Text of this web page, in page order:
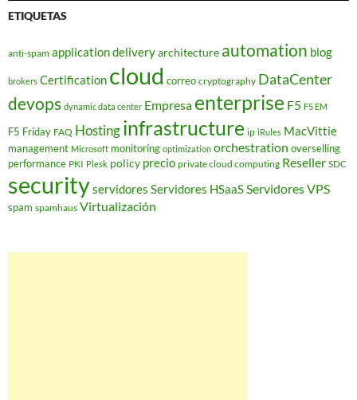
ETIQUETAS
anti-spam application deliveryarchitecture automation blog
brokers Certification cloud correo cryptography DataCenter
devops dynamic data center Empresa enterprise F5 F5 EM
F5 Friday FAQ Hostinginfrastructure ip iRules MacVittie
management Microsoft monitoring optimization orchestration overselling
performance PKI Plesk policy precio private cloud computing Reseller SDC
securityservidores Servidores HSaaSServidores VPS
spam spamhaus Virtualización